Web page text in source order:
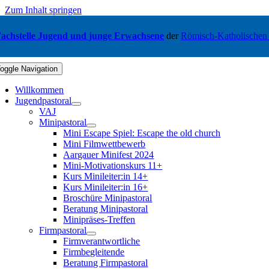
Zum Inhalt springen
Jugend und junge Erwachsene derRömisch-
Navigation
Willkommen
Jugendpastoral
VAJ
Minipastoral
Mini Escape Spiel: Escape the old church
Mini Filmwettbewerb
Aargauer Minifest 2024
Mini-Motivationskurs 11+
Kurs Minileiter:in 14+
Kurs Minileiter:in 16+
Broschüre Minipastoral
Beratung Minipastoral
Minipräses-Treffen
Firmpastoral
Firmverantwortliche
Firmbegleitende
Beratung Firmpastoral